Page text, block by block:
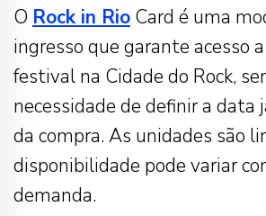
O Rock in Rio Card é uma
ingresso que garante acesso
festival na Cidade do Rock,
necessidade de definir a data
da compra. As unidades são
disponibilidade pode variar
demanda.